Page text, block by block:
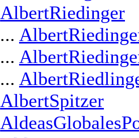
AlbertRiedinger
...
...
...
AlbertSpitzer